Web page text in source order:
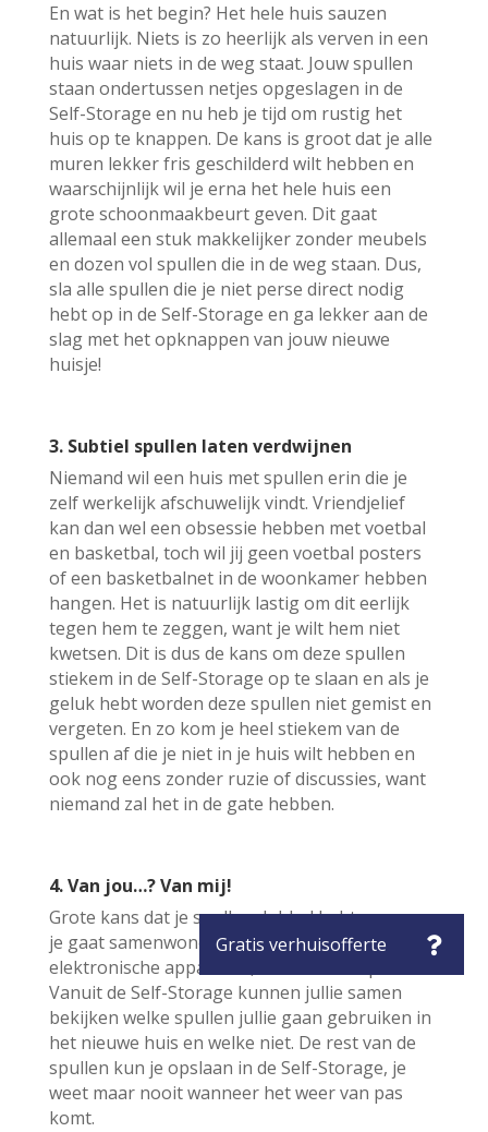
En wat is het begin? Het hele huis sauzen
natuurlijk. Niets is zo heerlijk als verven in een
huis waar niets in de weg staat. Jouw spullen
staan ondertussen netjes opgeslagen in de
Self-Storage en nu heb je tijd om rustig het
huis op te knappen. De kans is groot dat je alle
muren lekker fris geschilderd wilt hebben en
waarschijnlijk wil je erna het hele huis een
grote schoonmaakbeurt geven. Dit gaat
allemaal een stuk makkelijker zonder meubels
en dozen vol spullen die in de weg staan. Dus,
sla alle spullen die je niet perse direct nodig
hebt op in de Self-Storage en ga lekker aan de
slag met het opknappen van jouw nieuwe
huisje!
3. Subtiel spullen laten verdwijnen
Niemand wil een huis met spullen erin die je
zelf werkelijk afschuwelijk vindt. Vriendjelief
kan dan wel een obsessie hebben met voetbal
en basketbal, toch wil jij geen voetbal posters
of een basketbalnet in de woonkamer hebben
hangen. Het is natuurlijk lastig om dit eerlijk
tegen hem te zeggen, want je wilt hem niet
kwetsen. Dit is dus de kans om deze spullen
stiekem in de Self-Storage op te slaan en als je
geluk hebt worden deze spullen niet gemist en
vergeten. En zo kom je heel stiekem van de
spullen af die je niet in je huis wilt hebben en
ook nog eens zonder ruzie of discussies, want
niemand zal het in de gate hebben.
4. Van jou…? Van mij!
Grote kans dat je spullen dubbel hebt wanneer
je gaat samenwonen. Keukengerei, meubels,
elektronische apparaten, noem maar op.
Vanuit de Self-Storage kunnen jullie samen
bekijken welke spullen jullie gaan gebruiken in
het nieuwe huis en welke niet. De rest van de
spullen kun je opslaan in de Self-Storage, je
weet maar nooit wanneer het weer van pas
komt.